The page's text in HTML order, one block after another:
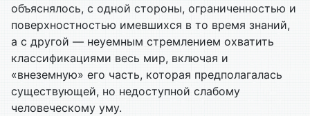
объяснялось, с одной стороны, ограниченностью и
поверхностностью имевшихся в то время знаний,
а с другой — неуемным стремлением охватить
классификациями весь мир, включая и
«внеземную» его часть, которая предполагалась
существующей, но недоступной слабому
человеческому уму.